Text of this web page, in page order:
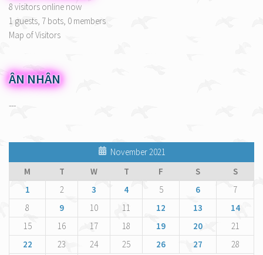
8 visitors online now
1 guests, 7 bots, 0 members
Map of Visitors
ÂN NHÂN
---
November 2021
M
T W T F S
S
1
2 3 4 5 6
7
8
9 10 11 12 13
14
15
16 17 18 19 20
21
22
23 24 25 26 27
28